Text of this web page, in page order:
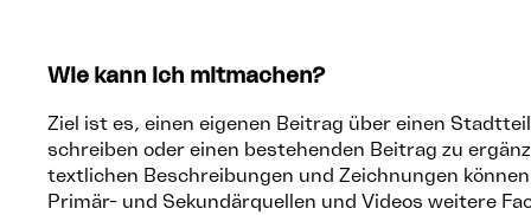
Wie kann ich mitmachen?
Ziel ist es, einen eigenen Beitrag über einen
schreiben oder einen bestehenden Beitrag zu
textlichen Beschreibungen und Zeichnungen
Primär- und Sekundärquellen und Videos weitere